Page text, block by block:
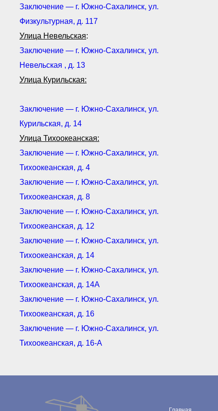
Заключение — г. Южно-Сахалинск, ул.
Физкультурная, д. 117
Улица Невельская:
Заключение — г. Южно-Сахалинск, ул.
Невельская , д. 13
Улица Курильская:
Заключение — г. Южно-Сахалинск, ул.
Курильская, д. 14
Улица Тихоокеанская:
Заключение — г. Южно-Сахалинск, ул.
Тихоокеанская, д. 4
Заключение — г. Южно-Сахалинск, ул.
Тихоокеанская, д. 8
Заключение — г. Южно-Сахалинск, ул.
Тихоокеанская, д. 12
Заключение — г. Южно-Сахалинск, ул.
Тихоокеанская, д. 14
Заключение — г. Южно-Сахалинск, ул.
Тихоокеанская, д. 14А
Заключение — г. Южно-Сахалинск, ул.
Тихоокеанская, д. 16
Заключение — г. Южно-Сахалинск, ул.
Тихоокеанская, д. 16-А